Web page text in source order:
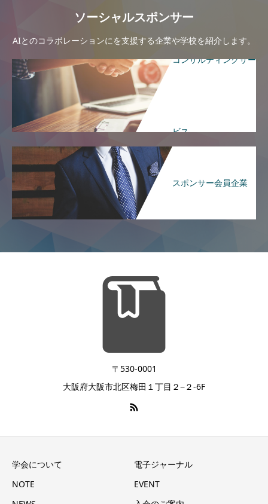
ソーシャルスポンサー
AIとのコラボレーションにを支援する企業や学校を紹介します。
コンサルティングサー
ビス
スポンサー会員企業
〒530-0001
大阪府大阪市北区梅田１丁目２−２-6F
学会について
電子ジャーナル
NOTE
EVENT